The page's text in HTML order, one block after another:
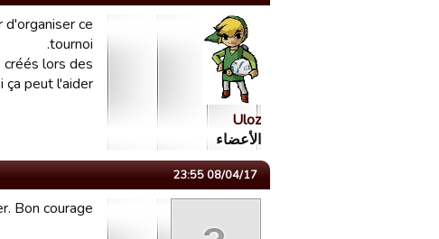
Uloz
الأعضاء
ce
tournoi.
lors des
ça peut l'aider
08/04/17 23:55
Bon courage.